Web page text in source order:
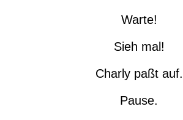
Warte!
Sieh mal!
Charly paßt auf.
Pause.